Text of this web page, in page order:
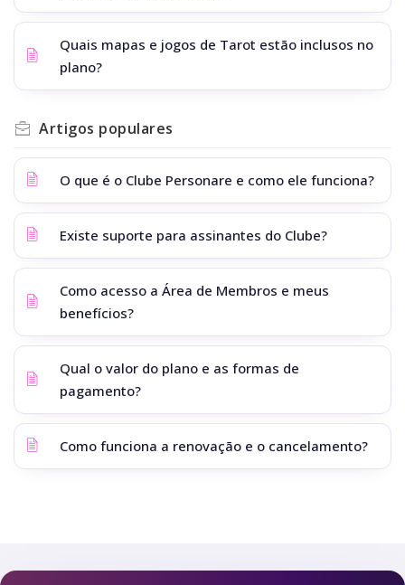
Quais mapas e jogos de Tarot estão inclusos no
plano?
Artigos populares
O que é o Clube Personare e como ele funciona?
Existe suporte para assinantes do Clube?
Como acesso a Área de Membros e meus
benefícios?
Qual o valor do plano e as formas de
pagamento?
Como funciona a renovação e o cancelamento?